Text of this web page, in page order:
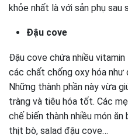
khỏe nhất là với sản phụ sau
Đậu cove
Đậu cove chứa nhiều
các chất chống oxy hóa như
Những thành phần này vừa
tràng và tiêu hóa tốt. Các
chế biến thành nhiều món
thịt bò, salad đậu cove…